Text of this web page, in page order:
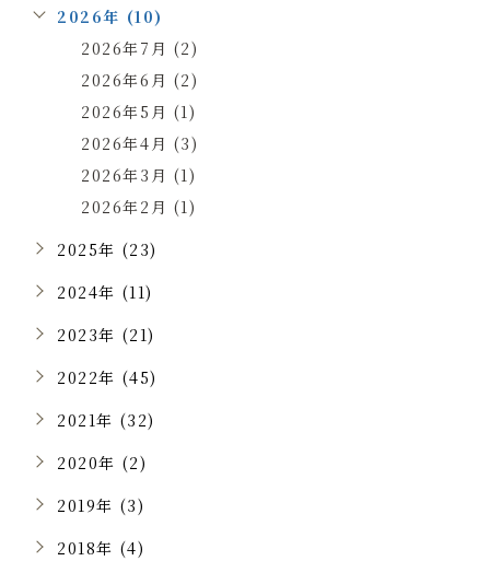
2026年 (10)
2026年7月 (2)
2026年6月 (2)
2026年5月 (1)
2026年4月 (3)
2026年3月 (1)
2026年2月 (1)
2025年 (23)
2024年 (11)
2023年 (21)
2022年 (45)
2021年 (32)
2020年 (2)
2019年 (3)
2018年 (4)